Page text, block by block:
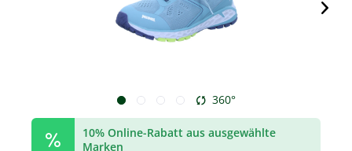
360°
10% Online-Rabatt aus ausgewählte
Marken